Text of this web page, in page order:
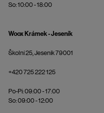
So: 10:00 - 18:00
Woox Krámek - Jeseník
Školní 25, Jeseník 79001
+420 725 222 125
Po-Pi: 09:00 - 17:00
So: 09:00 - 12:00